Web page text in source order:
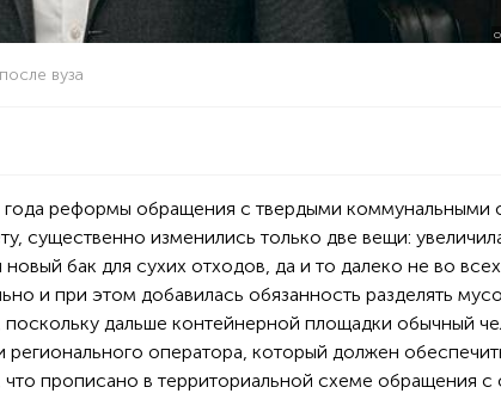
вуза
года реформы обращения с твердыми коммунальными
существенно изменились только две вещи:
бак для сухих отходов, да и то далеко не во всех
и при этом добавилась обязанность разделять
дальше контейнерной площадки обычный
регионального оператора, который должен
прописано в территориальной схеме обращения с